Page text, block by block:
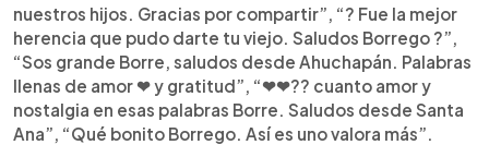
nuestros hijos. Gracias por compartir”, “? Fue la mejor
herencia que pudo darte tu viejo. Saludos Borrego ?”,
“Sos grande Borre, saludos desde Ahuchapán. Palabras
llenas de amor ❤ y gratitud”, “❤❤?? cuanto amor y
nostalgia en esas palabras Borre. Saludos desde Santa
Ana”, “Qué bonito Borrego. Así es uno valora más”.